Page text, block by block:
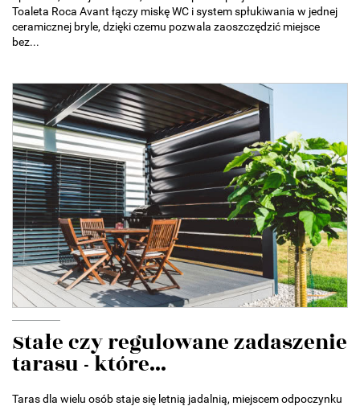
Toaleta Roca Avant łączy miskę WC i system spłukiwania w jednej
ceramicznej bryle, dzięki czemu pozwala zaoszczędzić miejsce
bez...
Stałe czy regulowane zadaszenie
tarasu - które...
Taras dla wielu osób staje się letnią jadalnią, miejscem odpoczynku